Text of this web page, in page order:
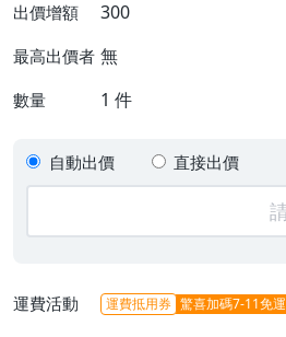
出價增額 300
最高出價者 無
數量 1 件
自動出價 直接出價
運費活動 運費抵用券 驚喜加碼7-11免運